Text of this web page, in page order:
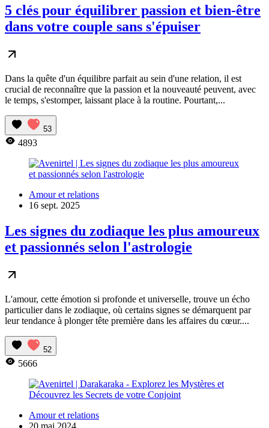
5 clés pour équilibrer passion et bien-être
dans votre couple sans s'épuiser
Dans la quête d'un équilibre parfait au sein d'une relation, il est
crucial de reconnaître que la passion et la nouveauté peuvent, avec
le temps, s'estomper, laissant place à la routine. Pourtant,...
53
4893
Amour et relations
16 sept. 2025
Les signes du zodiaque les plus amoureux
et passionnés selon l'astrologie
L'amour, cette émotion si profonde et universelle, trouve un écho
particulier dans le zodiaque, où certains signes se démarquent par
leur tendance à plonger tête première dans les affaires du cœur....
52
5666
Amour et relations
20 mai 2024